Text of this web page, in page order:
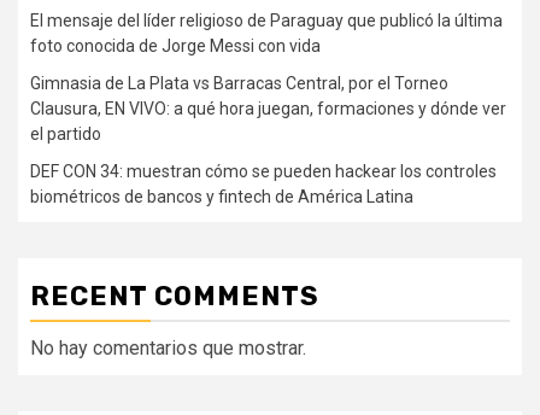
El mensaje del líder religioso de Paraguay que publicó la última
foto conocida de Jorge Messi con vida
Gimnasia de La Plata vs Barracas Central, por el Torneo
Clausura, EN VIVO: a qué hora juegan, formaciones y dónde ver
el partido
DEF CON 34: muestran cómo se pueden hackear los controles
biométricos de bancos y fintech de América Latina
RECENT COMMENTS
No hay comentarios que mostrar.